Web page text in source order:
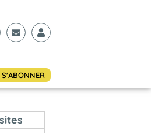
S'ABONNER